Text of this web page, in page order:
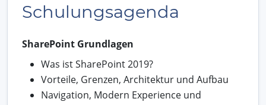
Schulungsagenda
SharePoint Grundlagen
Was ist SharePoint 2019?
Vorteile, Grenzen, Architektur und Aufbau
Navigation, Modern Experience und